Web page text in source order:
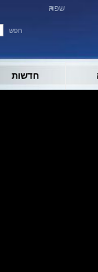
שפה
חפש
חדשות